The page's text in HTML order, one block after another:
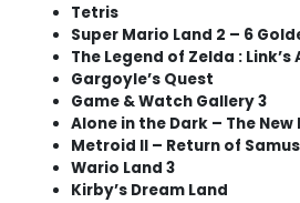
Tetris
Super Mario Land 2 – 6
The Legend of Zelda : Link’s
Gargoyle’s Quest
Game & Watch Gallery 3
Alone in the Dark – The
Metroid II – Return of Samus
Wario Land 3
Kirby’s Dream Land